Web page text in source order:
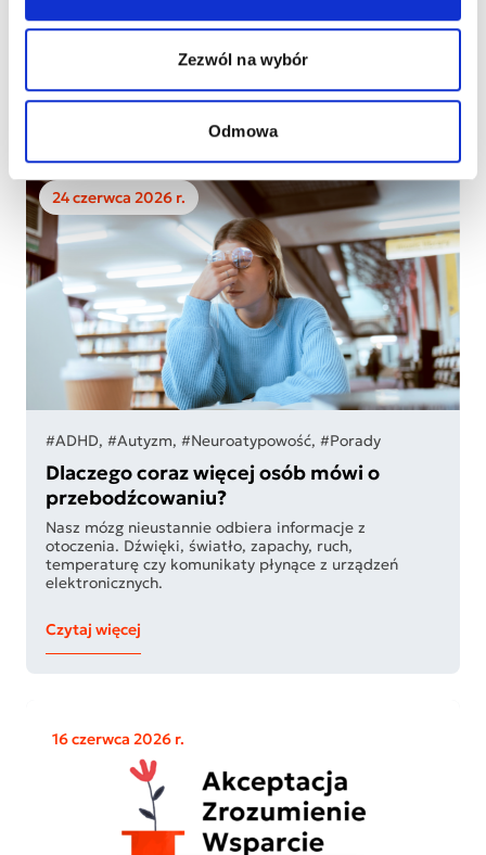
Zezwól na wybór
Odmowa
Wspólnie budujemy rynek pracy, w którym różne
Czytaj więcej
24 czerwca 2026 r.
#ADHD, #Autyzm, #Neuroatypowość, #Porady
Dlaczego coraz więcej osób mówi o
przebodźcowaniu?
Nasz mózg nieustannie odbiera informacje z
otoczenia. Dźwięki, światło, zapachy, ruch,
temperaturę czy komunikaty płynące z urządzeń
elektronicznych.
Czytaj więcej
16 czerwca 2026 r.